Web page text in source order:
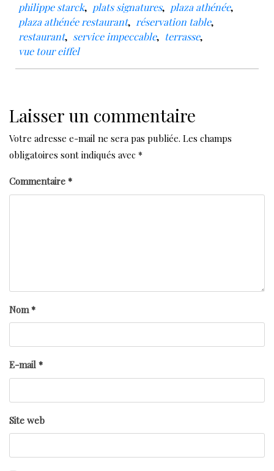
philippe starck, plats signatures, plaza athénée,
plaza athénée restaurant, réservation table,
restaurant, service impeccable, terrasse,
vue tour eiffel
Laisser un commentaire
Votre adresse e-mail ne sera pas publiée. Les champs
obligatoires sont indiqués avec *
Commentaire *
Nom *
E-mail *
Site web